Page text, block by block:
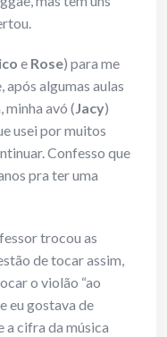
e Rose) para me
após algumas aulas
minha avó (Jacy)
usei por muitos
Confesso que
pra ter uma
trocou as
de tocar assim,
o violão “ao
eu gostava de
a cifra da música